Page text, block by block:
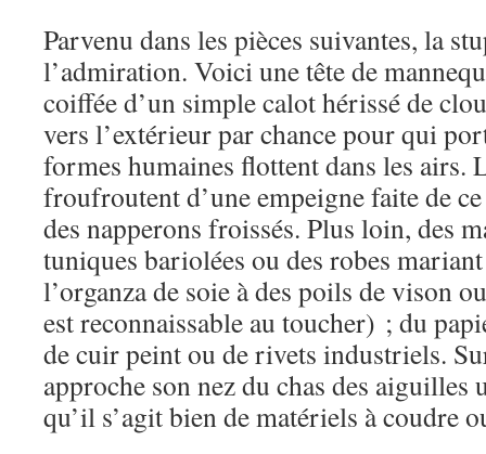
Parvenu dans les pièces suivantes, la
l’admiration. Voici une tête de
coiffée d’un simple calot hérissé de
vers l’extérieur par chance pour qui
formes humaines flottent dans les airs.
froufroutent d’une empeigne faite de
des napperons froissés. Plus loin, des
tuniques bariolées ou des robes
l’organza de soie à des poils de vison
est reconnaissable au toucher) ; du
de cuir peint ou de rivets industriels.
approche son nez du chas des aiguilles
qu’il s’agit bien de matériels à coudre